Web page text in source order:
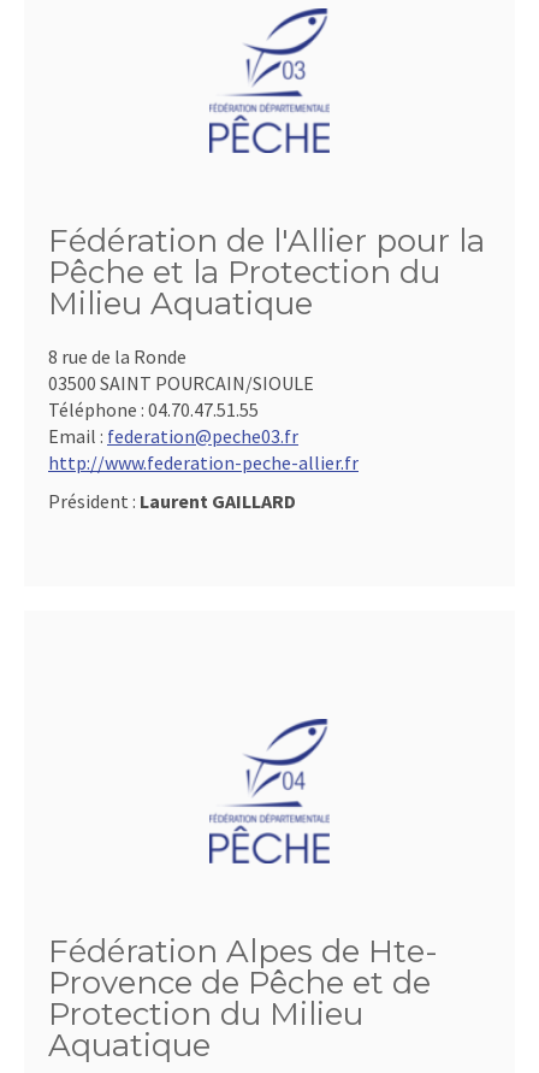
Fédération de l'Allier pour la
Pêche et la Protection du
Milieu Aquatique
8 rue de la Ronde
03500 SAINT POURCAIN/SIOULE
Téléphone : 04.70.47.51.55
Email : federation@peche03.fr
http://www.federation-peche-allier.fr
Président : Laurent GAILLARD
Fédération Alpes de Hte-
Provence de Pêche et de
Protection du Milieu
Aquatique